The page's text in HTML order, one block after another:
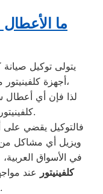
ما الأعطال
أجهزة كلفينيتور من ثلاجة وغسالات وديب فريزرات،
كلفينيتور عليها بأعلى جودة ممكنة.
فالتوكيل يقضي على
ويزيل أي مشاكل من
في الأسواق
كلفينيتور عند
الصيانة المتكافئة.